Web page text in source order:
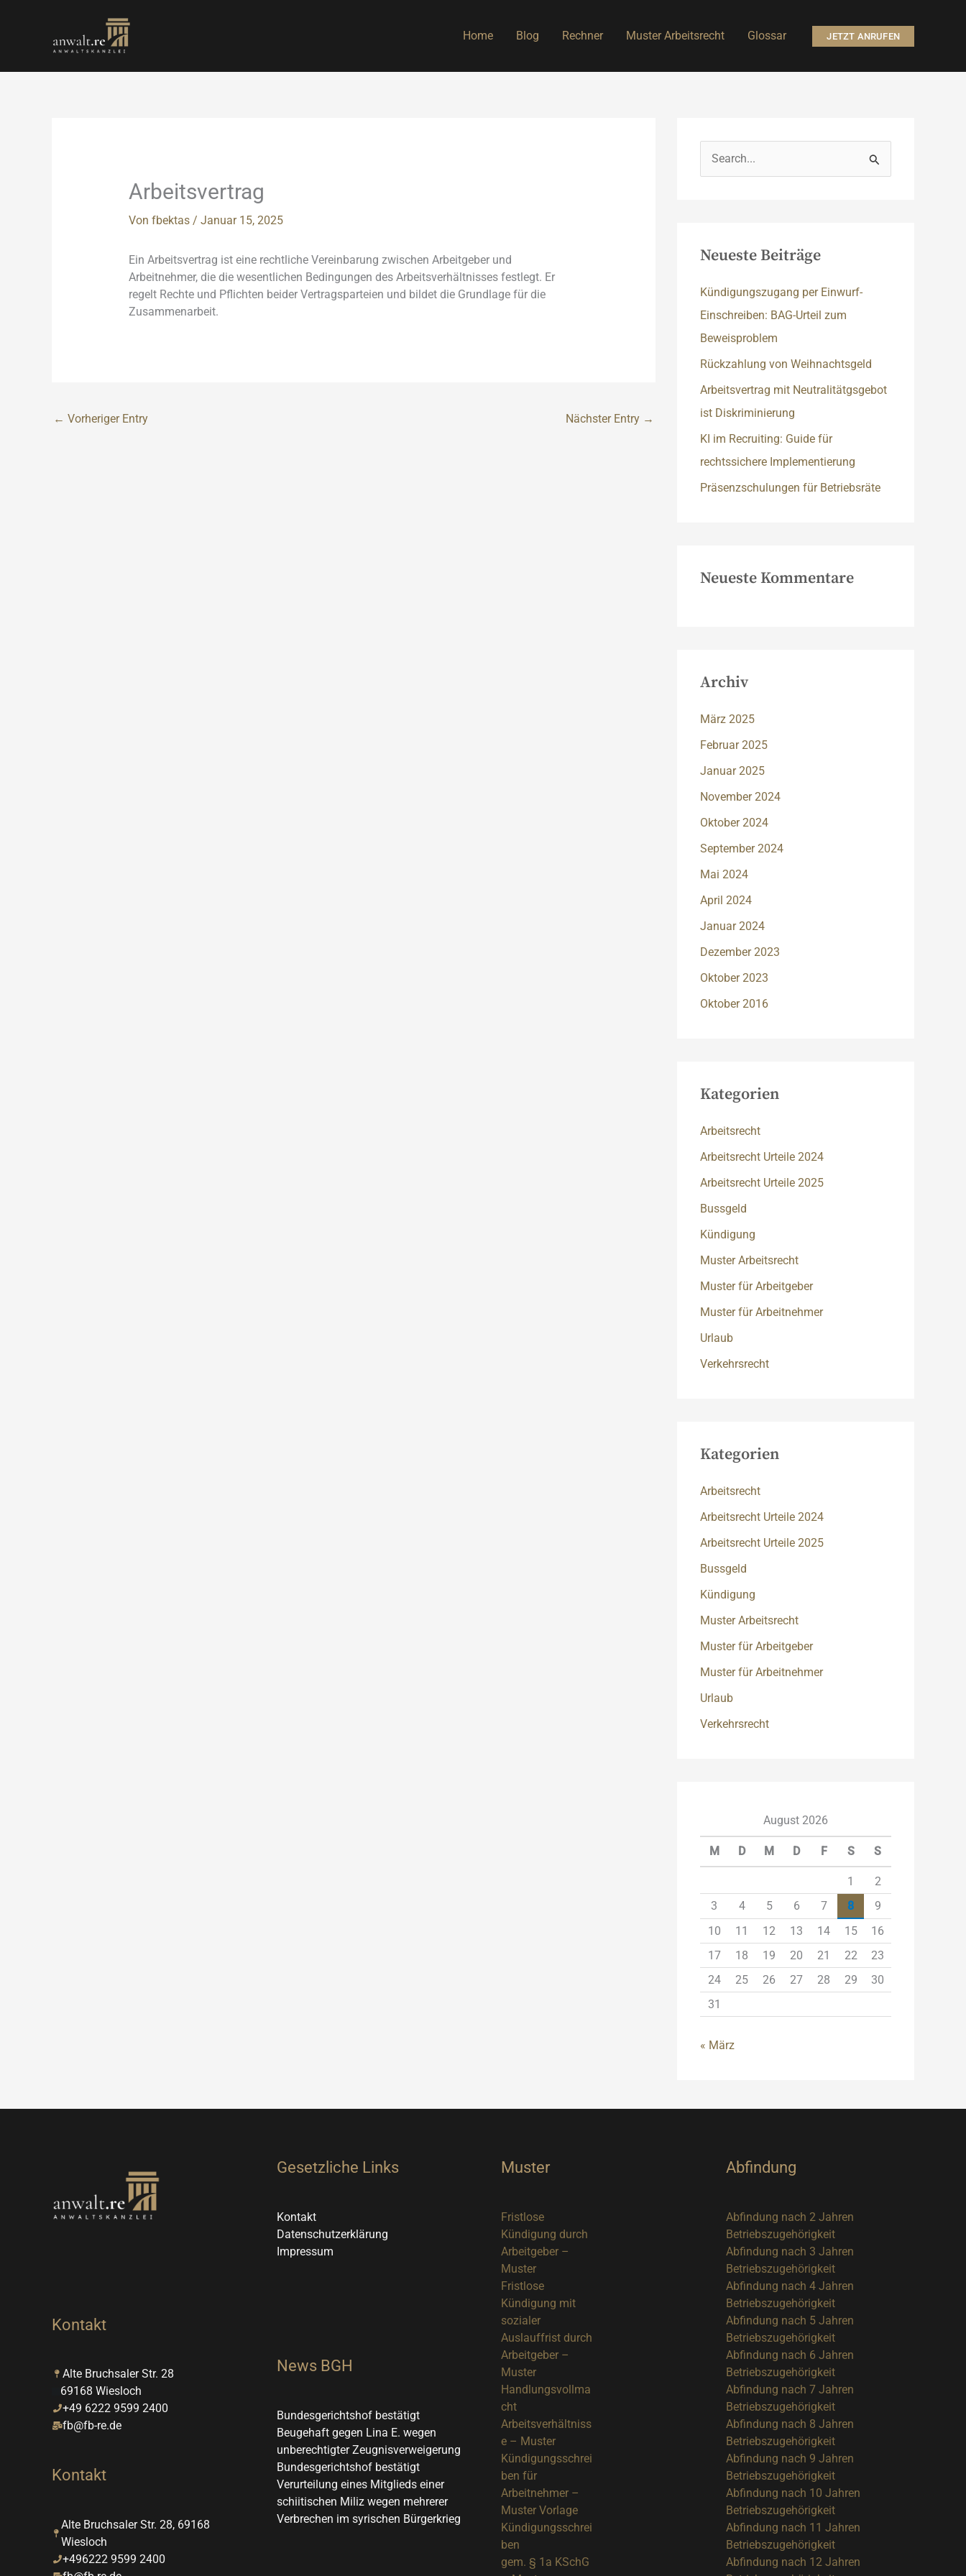
Home Blog Rechner Muster Arbeitsrecht Glossar JETZT ANRUFEN
Arbeitsvertrag
Von fbektas / Januar 15, 2025
Ein Arbeitsvertrag isteine rechtliche Vereinbarung zwischen Arbeitgeber und
Arbeitnehmer, diedie wesentlichen Bedingungen des Arbeitsverhältnissesfestlegt. Er
regelt Rechte und Pflichten beider Vertragsparteien und bildet die Grundlage für die
Zusammenarbeit.
← Vorheriger Entry Nächster Entry →
u
n
a
c
h
Neueste Beiträge
Kündigungszugang per Einwurf-
Einschreiben: BAG-Urteil zum
Beweisproblem
Rückzahlung von Weihnachtsgeld
Arbeitsvertrag mit Neutralitätgsgebot
ist Diskriminierung
KI im Recruiting: Guide für
rechtssichere Implementierung
Präsenzschulungen für Betriebsräte
Neueste Kommentare
Archiv
März 2025
Februar 2025
Januar 2025
November 2024
Oktober 2024
September 2024
Mai 2024
April 2024
Januar 2024
Dezember 2023
Oktober 2023
Oktober 2016
Kategorien
Arbeitsrecht
Arbeitsrecht Urteile 2024
Arbeitsrecht Urteile 2025
Bussgeld
Kündigung
Muster Arbeitsrecht
Muster für Arbeitgeber
Muster für Arbeitnehmer
Urlaub
Verkehrsrecht
Kategorien
Arbeitsrecht
Arbeitsrecht Urteile 2024
Arbeitsrecht Urteile 2025
Bussgeld
Kündigung
Muster Arbeitsrecht
Muster für Arbeitgeber
Muster für Arbeitnehmer
Urlaub
Verkehrsrecht
August 2026
M D M D F S S
1
2
3
4 5 6 7 8
9
10
11 12 13 14 15
16
17
18 19 20 21 22
23
24
25 26 27 28 29
30
31
« März
Kontakt
Alte Bruchsaler Str. 28
69168 Wiesloch
+49 6222 9599 2400
fb@fb-re.de
Kontakt
Alte Bruchsaler Str. 28, 69168
Wiesloch
+496222 9599 2400
Gesetzliche Links
Kontakt
Datenschutzerklärung
Impressum
News BGH
Bundesgerichtshof bestätigt
Beugehaft gegen Lina E. wegen
unberechtigter Zeugnisverweigerung
Bundesgerichtshof bestätigt
Verurteilung eines Mitglieds einer
schiitischen Miliz wegen mehrerer
Verbrechen im syrischen Bürgerkrieg
Muster
Fristlose
Kündigung durch
Arbeitgeber –
Muster
Fristlose
Kündigung mit
sozialer
Auslauffrist durch
Arbeitgeber –
Muster
Handlungsvollma
cht
Arbeitsverhältniss
e – Muster
Kündigungsschrei
ben für
Arbeitnehmer –
Muster Vorlage
Kündigungsschrei
ben
gem. § 1a KSchG
Abfindung
Abfindung nach 2 Jahren
Betriebszugehörigkeit
Abfindung nach 3 Jahren
Betriebszugehörigkeit
Abfindung nach 4 Jahren
Betriebszugehörigkeit
Abfindung nach 5 Jahren
Betriebszugehörigkeit
Abfindung nach 6 Jahren
Betriebszugehörigkeit
Abfindung nach 7 Jahren
Betriebszugehörigkeit
Abfindung nach 8 Jahren
Betriebszugehörigkeit
Abfindung nach 9 Jahren
Betriebszugehörigkeit
Abfindung nach 10 Jahren
Betriebszugehörigkeit
Abfindung nach 11 Jahren
Betriebszugehörigkeit
Abfindung nach 12 Jahren